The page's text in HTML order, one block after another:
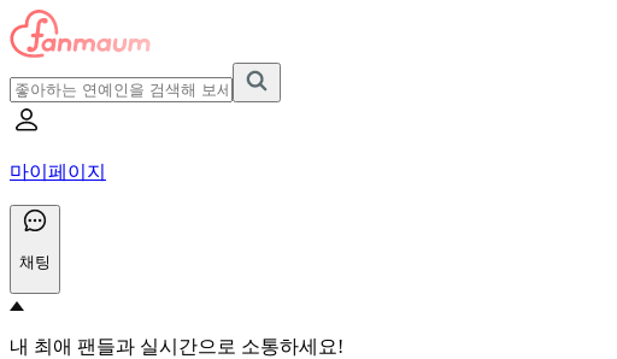
마이페이지
채팅
내 최애 팬들과 실시간으로 소통하세요!